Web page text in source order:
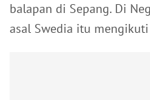
balapan di Sepang. Di
asal Swedia itu